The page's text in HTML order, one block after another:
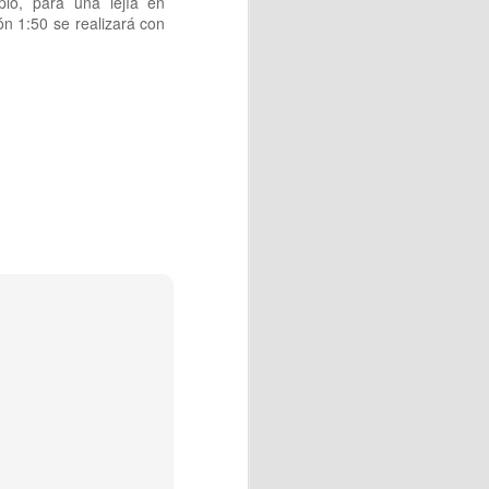
1:50 se realizará con
DEL DNI
personal, inclusión social
para ejercer sus